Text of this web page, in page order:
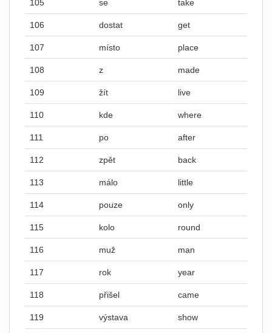
105 se take
106 dostat get
107 místo place
108 z made
109 žít live
110 kde where
111 po after
112 zpět back
113 málo little
114 pouze only
115 kolo round
116 muž man
117 rok year
118 přišel came
119 výstava show